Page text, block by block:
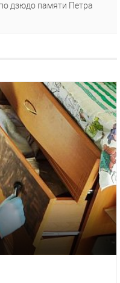
дзюдо памяти Петра